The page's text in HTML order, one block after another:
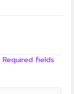
Required fields